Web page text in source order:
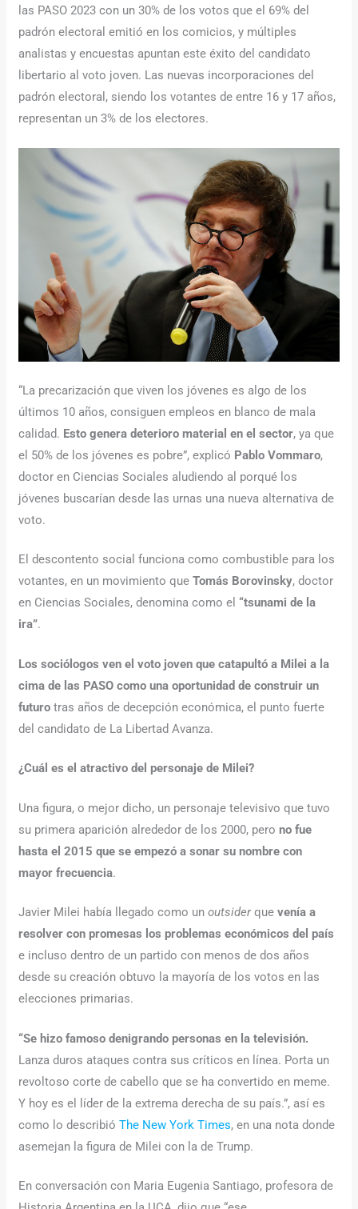
las PASO 2023 con un 30% de los votos que el 69% del
padrón electoral emitió en los comicios, y múltiples
analistas y encuestas apuntan este éxito del candidato
libertario al voto joven. Las nuevas incorporaciones del
padrón electoral, siendo los votantes de entre 16 y 17 años,
representan un 3% de los electores.
“La precarización que viven los jóvenes es algo de los
últimos 10 años, consiguen empleos en blanco de mala
calidad. Esto genera deterioro material en el sector, ya que
el 50% de los jóvenes es pobre”, explicó Pablo Vommaro,
doctor en Ciencias Sociales aludiendo al porqué los
jóvenes buscarían desde las urnas una nueva alternativa de
voto.
El descontento social funciona como combustible para los
votantes, en un movimiento queTomás Borovinsky, doctor
en Ciencias Sociales, denomina como el“tsunami de la
ira”.
Los sociólogos ven el voto joven que catapultó a Milei a la
cima de las PASO como una oportunidad de construir un
futuro tras años de decepción económica, el punto fuerte
del candidato de La Libertad Avanza.
¿Cuál es el atractivo del personaje de Milei?
Una figura, o mejor dicho, un personaje televisivo que tuvo
su primera aparición alrededor de los 2000, perono fue
hasta el 2015 que se empezó a sonar su nombre con
mayor frecuencia.
Javier Milei había llegado como unoutsiderquevenía a
resolver con promesas los problemas económicos del país
e incluso dentro de un partido con menos de dos años
desde su creación obtuvo la mayoría de los votos en las
elecciones primarias.
“Se hizo famoso denigrando personas en la televisión.
Lanza duros ataques contra sus críticos en línea. Porta un
revoltoso corte de cabello que se ha convertido en meme.
Y hoy es el líder de la extrema derecha de su país.”, así es
como lo describióThe New York Times, en una nota donde
asemejan la figura de Milei con la de Trump.
En conversación con Maria Eugenia Santiago, profesora de